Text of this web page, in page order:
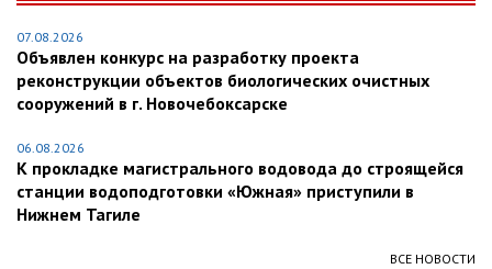
07.08.2026
Объявлен конкурс на разработку проекта
реконструкции объектов биологических очистных
сооружений в г. Новочебоксарске
06.08.2026
К прокладке магистрального водовода до строящейся
станции водоподготовки «Южная» приступили в
Нижнем Тагиле
ВСЕ НОВОСТИ